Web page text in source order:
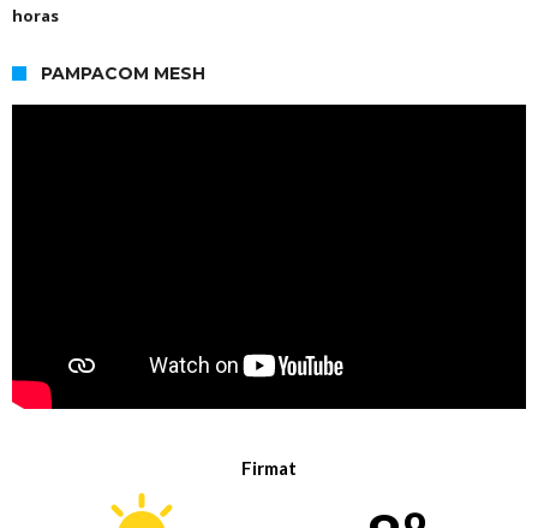
horas
PAMPACOM MESH
Firmat